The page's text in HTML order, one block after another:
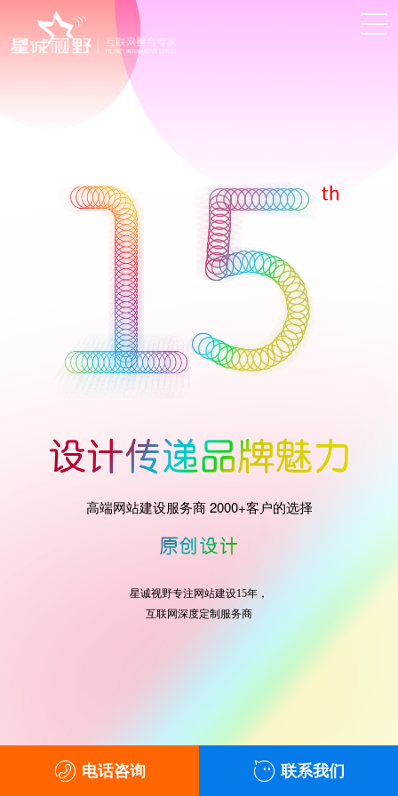
高端网站建设服务商 2000+客户的选择
星诚视野专注网站建设15年，
互联网深度定制服务商
电话咨询 联系我们